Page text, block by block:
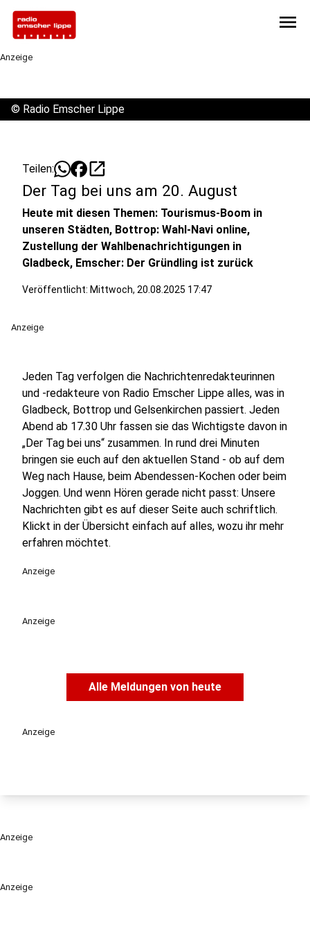
menu
Anzeige
Anzeige
© Radio Emscher Lippe
Teilen: open_in_new
Der Tag bei uns am 20. August
Heute mit diesen Themen: Tourismus-Boom in
unseren Städten, Bottrop: Wahl-Navi online,
Zustellung der Wahlbenachrichtigungen in
Gladbeck, Emscher: Der Gründling ist zurück
Veröffentlicht: Mittwoch, 20.08.2025 17:47
Anzeige
Jeden Tag verfolgen die Nachrichtenredakteurinnen
und -redakteure von Radio Emscher Lippe alles, was in
Gladbeck, Bottrop und Gelsenkirchen passiert. Jeden
Abend ab 17.30 Uhr fassen sie das Wichtigste davon in
„Der Tag bei uns“ zusammen. In rund drei Minuten
bringen sie euch auf den aktuellen Stand - ob auf dem
Weg nach Hause, beim Abendessen-Kochen oder beim
Joggen. Und wenn Hören gerade nicht passt: Unsere
Nachrichten gibt es auf dieser Seite auch schriftlich.
Klickt in der Übersicht einfach auf alles, wozu ihr mehr
erfahren möchtet.
Anzeige
Anzeige
Alle Meldungen von heute
Anzeige
Anzeige